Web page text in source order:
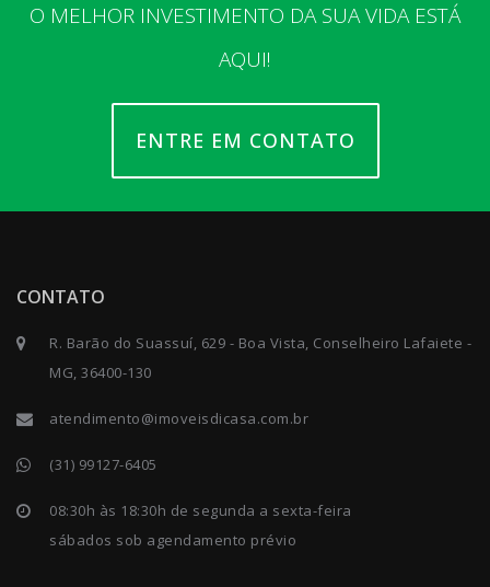
O MELHOR INVESTIMENTO DA SUA VIDA ESTÁ
AQUI!
ENTRE EM CONTATO
CONTATO
R. Barão do Suassuí, 629 - Boa Vista, Conselheiro Lafaiete -
MG, 36400-130
atendimento@imoveisdicasa.com.br
(31) 99127-6405
08:30h às 18:30h de segunda a sexta-feira
sábados sob agendamento prévio